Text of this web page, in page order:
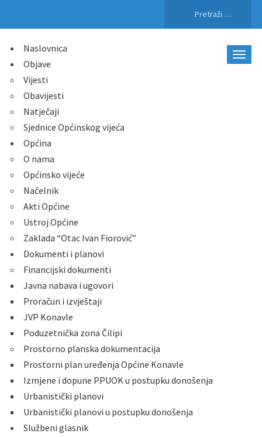
Naslovnica
Objave
Vijesti
Obavijesti
Natječaji
Sjednice Općinskog vijeća
Općina
O nama
Općinsko vijeće
Načelnik
Akti Općine
Ustroj Općine
Zaklada “Otac Ivan Fiorović”
Dokumenti i planovi
Financijski dokumenti
Javna nabava i ugovori
Proračun i izvještaji
JVP Konavle
Poduzetnička zona Čilipi
Prostorno planska dokumentacija
Prostorni plan uređenja Općine Konavle
Izmjene i dopune PPUOK u postupku donošenja
Urbanistički planovi
Urbanistički planovi u postupku donošenja
Službeni glasnik